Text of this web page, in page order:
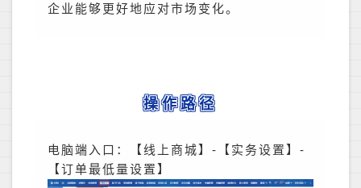
企业能够更好地应对市场变化。
操作路径
电脑端入口：【线上商城】-【实务设置】-
【订单最低量设置】